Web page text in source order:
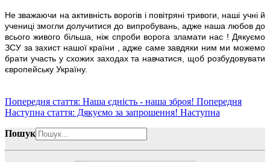
Не зважаючи на активність ворогів і повітряні тривоги, наші учні й
учениці змогли долучитися до випробувань, адже наша любов до
всього живого більша, ніж спроби ворога зламати нас ! Дякуємо
ЗСУ за захист нашої країни , адже саме завдяки ним ми можемо
брати участь у схожих заходах та навчатися, щоб розбудовувати
європейську Україну.
Попередня стаття: Наша єдність - наша зброя! Попередня
Наступна стаття: Дякуємо за запрошення! Наступна
Пошук